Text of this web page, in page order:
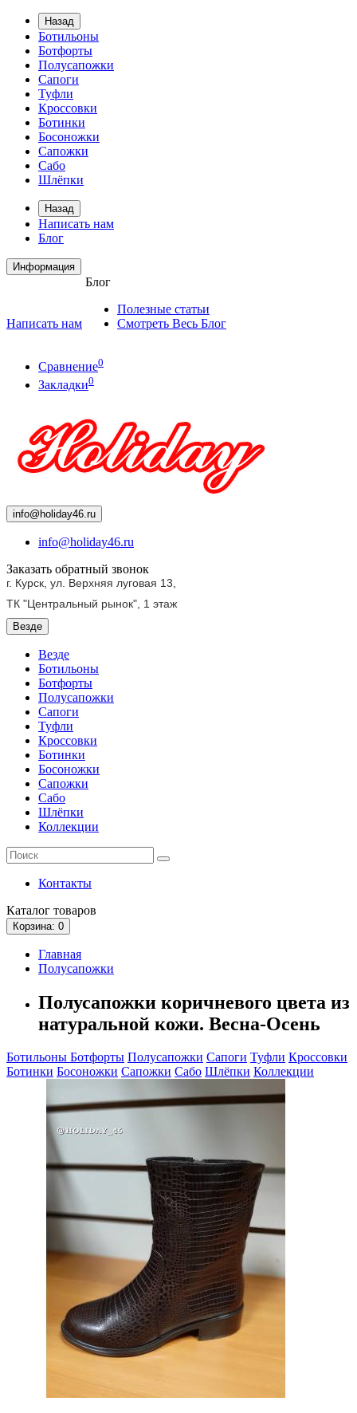
Назад
Ботильоны
Ботфорты
Полусапожки
Сапоги
Туфли
Кроссовки
Ботинки
Босоножки
Сапожки
Сабо
Шлёпки
Назад
Написать нам
Блог
Информация
Написать нам
Блог
Полезные статьи
Смотреть Весь Блог
Сравнение0
Закладки0
info@holiday46.ru
info@holiday46.ru
Заказать обратный звонок
г. Курск, ул. Верхняя луговая 13,
ТК "Центральный рынок", 1 этаж
Везде
Везде
Ботильоны
Ботфорты
Полусапожки
Сапоги
Туфли
Кроссовки
Ботинки
Босоножки
Сапожки
Сабо
Шлёпки
Коллекции
Контакты
Каталог товаров
Корзина: 0
Главная
Полусапожки
Полусапожки коричневого цвета из
натуральной кожи. Весна-Осень
Ботильоны Ботфорты Полусапожки Сапоги Туфли Кроссовки
Ботинки Босоножки Сапожки Сабо Шлёпки Коллекции